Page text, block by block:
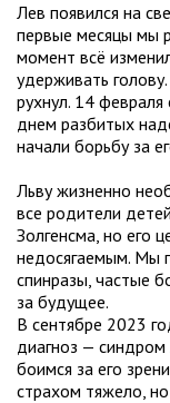
Лев появился на
первые месяцы мы
момент всё
удерживать
рухнул. 14
днем разбитых
начали борьбу за
Льву жизненно
все родители
Золгенсма, но его
недосягаемым. Мы
спинразы, частые
за будущее.
В сентябре 2023
диагноз —
боимся за его
страхом тяжело, но